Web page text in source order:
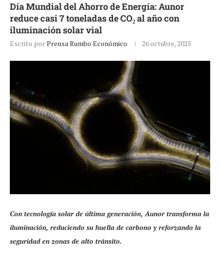
Día Mundial del Ahorro de Energía: Aunor
reduce casi 7 toneladas de CO₂ al año con
iluminación solar vial
Escrito porPrensa Rumbo Económico 26 octubre, 2025
Con tecnología solar de última generación, Aunor transforma la
iluminación, reduciendo su huella de carbono y reforzando la
seguridad en zonas de alto tránsito.